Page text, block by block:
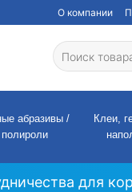
О компании
абразивы /
Клеи,
для